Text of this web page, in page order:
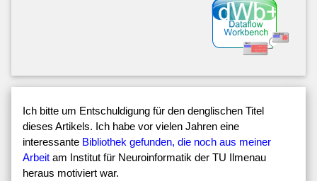
Ich bitte um Entschuldigung für den denglischen Titel
dieses Artikels. Ich habe vor vielen Jahren eine
interessante Bibliothek gefunden, die noch aus meiner
Arbeit am Institut für Neuroinformatik der TU Ilmenau
heraus motiviert war.